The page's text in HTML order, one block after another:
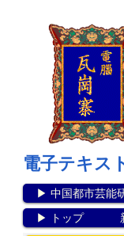
電子テキス
▶ 中国都市芸能
▶
トップ